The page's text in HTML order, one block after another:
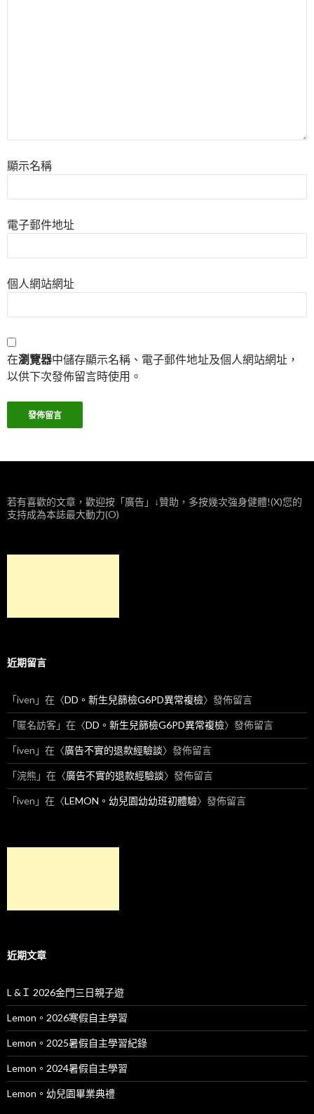
顯示名稱
電子郵件地址
個人網站網址
在瀏覽器中儲存顯示名稱、電子郵件地址及個人網站網址，
以供下次發佈留言時使用。
若有喜歡的文章，歡迎按「廣告」↓贊助，多按幾次強身健體!(X)您的
支持成為本誌最大動力(O)
近期留言
「iven 」在〈DD。新生兒篩檢G6PD異常複檢〉發佈留言
「匿名訪客」在〈DD。新生兒篩檢G6PD異常複檢〉發佈留言
「iven 」在〈廣告不實的退款經驗談〉發佈留言
「浣熊 」在〈廣告不實的退款經驗談〉發佈留言
「iven 」在〈LEMON。幼兒園幼幼班初體驗〉發佈留言
近期文章
L &Ｉ 2026金門三日親子遊
Lemon。2026寒假自主學習
Lemon。2025暑假自主學習紀錄
Lemon。2024暑假自主學習
Lemon。幼兒園畢業典禮